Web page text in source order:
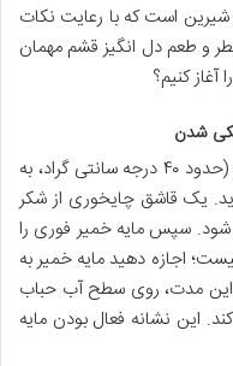
شیرین است که با رعایت نکات
و طعم دل انگیز قشم مهمان
کنیم؟
شدن
یک کاسه کوچک بردارید و در آن آب ولرم (حدود ۴۰ درجه سانتی گراد، به
یک قاشق چایخوری از شکر
شود. سپس مایه خمیر فوری را
اجازه دهید مایه خمیر به
در این مدت، روی سطح آب حباب
این نشانه فعال بودن مایه